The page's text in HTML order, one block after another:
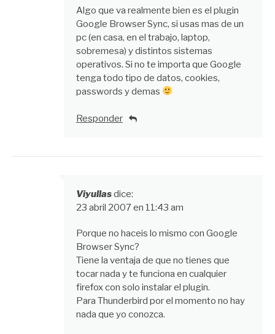
Algo que va realmente bien es el plugin
Google Browser Sync, si usas mas de un
pc (en casa, en el trabajo, laptop,
sobremesa) y distintos sistemas
operativos. Si no te importa que Google
tenga todo tipo de datos, cookies,
passwords y demas
Responder
Viyullasdice:
23 abril 2007 en 11:43 am
Porque no haceis lo mismo con Google
Browser Sync?
Tiene la ventaja de que no tienes que
tocar nada y te funciona en cualquier
firefox con solo instalar el plugin.
Para Thunderbird por el momento no hay
nada que yo conozca.